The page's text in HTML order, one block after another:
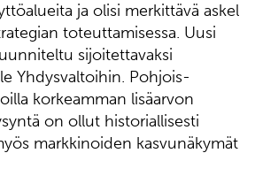
ja olisi merkittävä askel
toteuttamisessa. Uusi
sijoitettavaksi
Yhdysvaltoihin. Pohjois-
korkeamman lisäarvon
on ollut historiallisesti
markkinoiden kasvunäkymät